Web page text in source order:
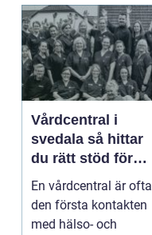
Vårdcentral i
svedala så hittar
du rätt stöd för
hela familjen
En vårdcentral är ofta
den första kontakten
med hälso- och